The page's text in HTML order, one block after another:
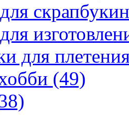
для
(49)